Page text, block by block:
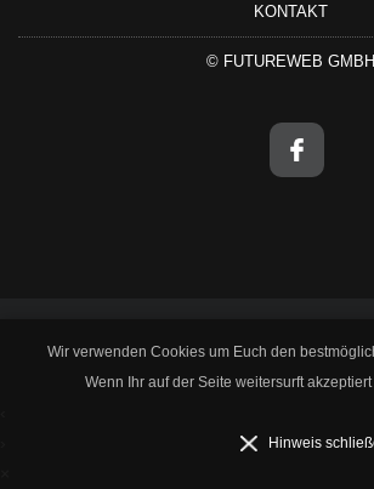
KONTAKT
© FUTUREWEB GMBH
Wir verwenden Cookies um Euch den
Wenn Ihr auf der Seite weitersurft akzeptiert
Hinweis